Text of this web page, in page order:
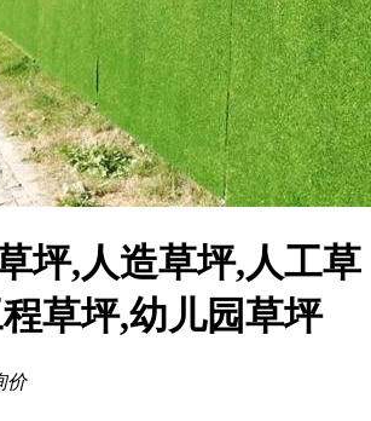
坪,人造草坪,人工草
草坪,幼儿园草坪
价